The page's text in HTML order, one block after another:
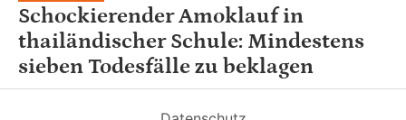
Schockierender Amoklauf in
thailändischer Schule: Mindestens
sieben Todesfälle zu beklagen